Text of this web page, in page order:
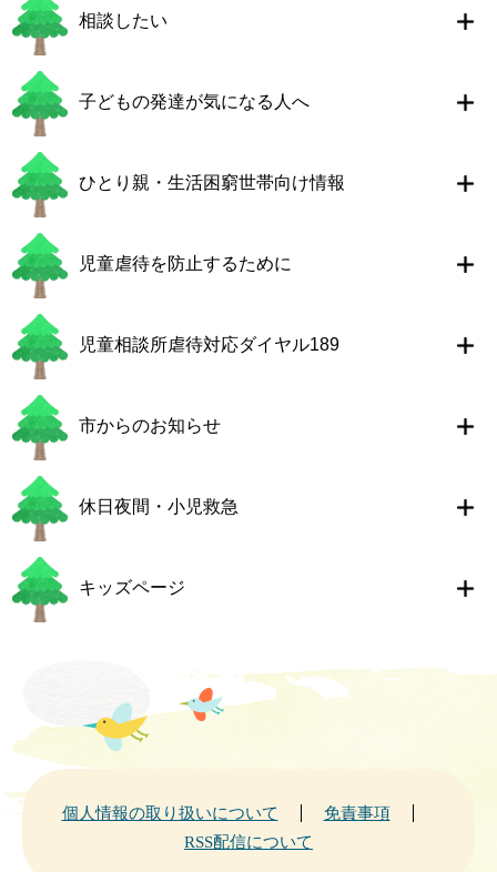
相談したい
子どもの発達が気になる人へ
ひとり親・生活困窮世帯向け情報
児童虐待を防止するために
児童相談所虐待対応ダイヤル189
市からのお知らせ
休日夜間・小児救急
キッズページ
個人情報の取り扱いについて
免責事項
RSS配信について